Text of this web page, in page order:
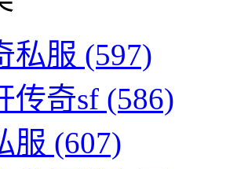
私服 (597)
传奇sf (586)
服 (607)